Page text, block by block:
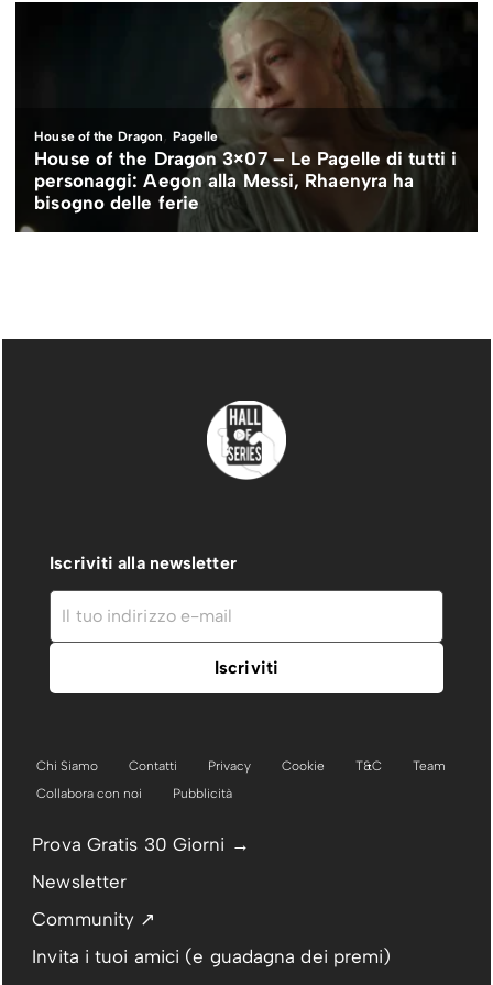
Iscriviti alla newsletter
Chi Siamo Contatti Privacy Cookie T&C
Team
Collabora con noi
Pubblicità
Prova Gratis 30 Giorni →
Newsletter
Community ↗
Invita i tuoi amici (e guadagna dei premi)